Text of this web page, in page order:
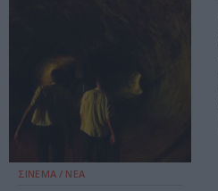
ΣΙΝΕΜΑ / ΝΕΑ